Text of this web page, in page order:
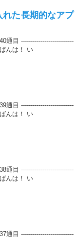
た長期的なアプ
通目 ---------------------------
んは！ い
通目 ---------------------------
んは！ い
通目 ---------------------------
んは！ い
通目 ---------------------------